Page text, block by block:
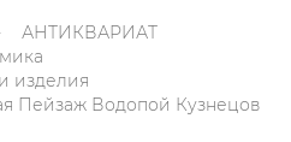
АНТИКВАРИАТ
изделия
Пейзаж Водопой Кузнецов